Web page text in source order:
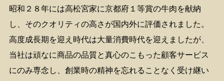
昭和２８年には高松宮家に京都府１等賞の牛肉を献納
し、そのクオリティの高さが国内外に評価されました。
高度成長期を迎え時代は大量消費時代を迎えましたが、
当社は頑なに商品の品質と真心のこもった顧客サービス
にのみ専念し、創業時の精神を忘れることなく受け継い